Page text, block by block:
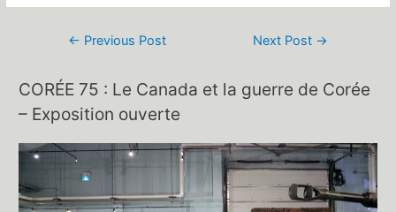
Post← Previous Post Next Post →
CORÉE 75 : Le Canada et la guerre de Corée
– Exposition ouverte